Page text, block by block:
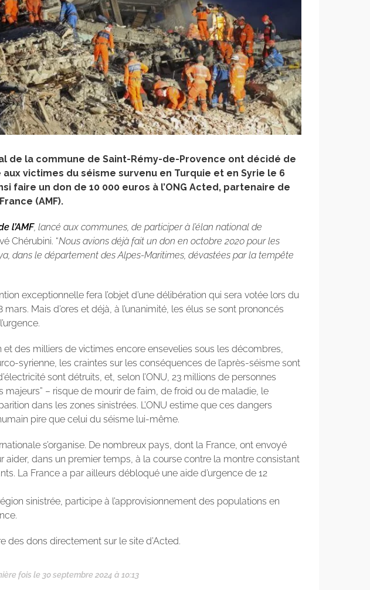
de la commune de Saint-Rémy-de-Provence ont décidé de
victimes du séisme survenu en Turquie et en Syrie le 6
faire un don de 10 000 euros à l’ONG Acted, partenaire de
(AMF).
l’AMF, lancé aux communes, de participer à l’élan national de
Chérubini. “Nous avions déjà fait un don en octobre 2020 pour les
dans le département des Alpes-Maritimes, dévastées par la tempête
exceptionnelle fera l’objet d’une délibération qui sera votée lors du
Mais d’ores et déjà, à l’unanimité, les élus se sont prononcés
des milliers de victimes encore ensevelies sous les décombres,
syrienne, les craintes sur les conséquences de l’après-séisme sont
sont détruits, et, selon l’ONU, 23 millions de personnes
majeurs” – risque de mourir de faim, de froid ou de maladie, le
dans les zones sinistrées. L’ONU estime que ces dangers
pire que celui du séisme lui-même.
s’organise. De nombreux pays, dont la France, ont envoyé
aider, dans un premier temps, à la course contre la montre consistant
La France a par ailleurs débloqué une aide d’urgence de 12
sinistrée, participe à l’approvisionnement des populations en
des dons directement sur le site d’Acted.
fois le 30 septembre 2024 à 10:13